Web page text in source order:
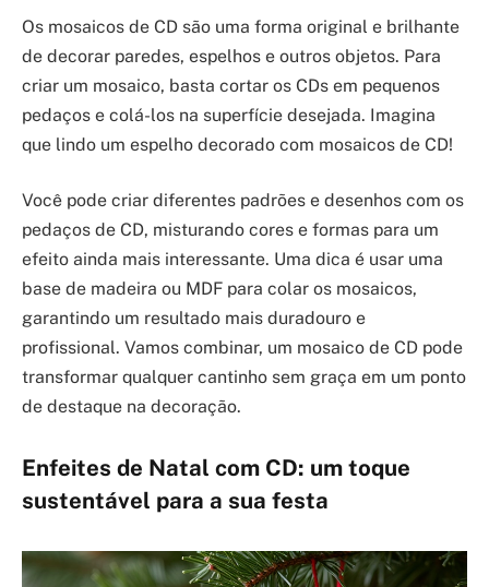
Os mosaicos de CD são uma forma original e brilhante
de decorar paredes, espelhos e outros objetos. Para
criar um mosaico, basta cortar os CDs em pequenos
pedaços e colá-los na superfície desejada. Imagina
que lindo um espelho decorado com mosaicos de CD!
Você pode criar diferentes padrões e desenhos com os
pedaços de CD, misturando cores e formas para um
efeito ainda mais interessante. Uma dica é usar uma
base de madeira ou MDF para colar os mosaicos,
garantindo um resultado mais duradouro e
profissional. Vamos combinar, um mosaico de CD pode
transformar qualquer cantinho sem graça em um ponto
de destaque na decoração.
Enfeites de Natal com CD: um toque
sustentável para a sua festa